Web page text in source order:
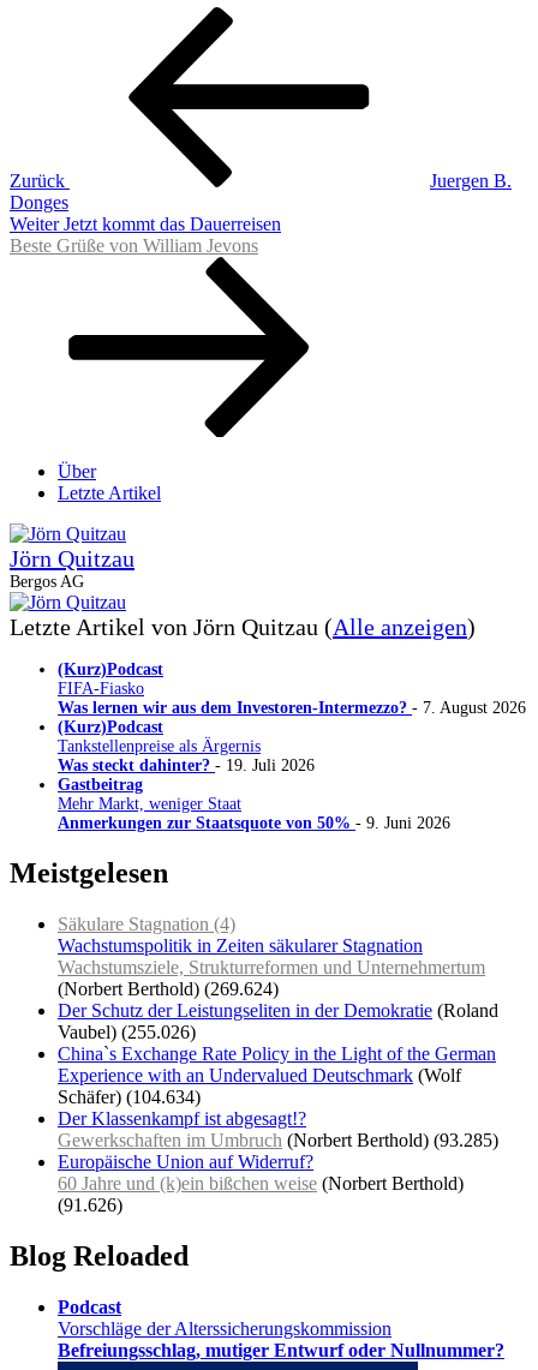
Beitragsnavigation
Zurück
Juergen B.
Donges
Nächster
Beitrag
Weiter Jetzt kommt das Dauerreisen
Beste Grüße von William Jevons
Über
Letzte Artikel
Jörn Quitzau
Bergos AG
Letzte Artikel von Jörn Quitzau (Alle anzeigen)
(Kurz)Podcast
FIFA-Fiasko
Was lernen wir aus dem Investoren-Intermezzo? - 7. August 2026
(Kurz)Podcast
Tankstellenpreise als Ärgernis
Was steckt dahinter? - 19. Juli 2026
Gastbeitrag
Mehr Markt, weniger Staat
Anmerkungen zur Staatsquote von 50% - 9. Juni 2026
Meistgelesen
Säkulare Stagnation (4)
Wachstumspolitik in Zeiten säkularer Stagnation
Wachstumsziele, Strukturreformen und Unternehmertum
(Norbert Berthold) (269.624)
Der Schutz der Leistungseliten in der Demokratie (Roland
Vaubel) (255.026)
China`s Exchange Rate Policy in the Light of the German
Experience with an Undervalued Deutschmark (Wolf
Schäfer) (104.634)
Der Klassenkampf ist abgesagt!?
Gewerkschaften im Umbruch (Norbert Berthold) (93.285)
Europäische Union auf Widerruf?
60 Jahre und (k)ein bißchen weise (Norbert Berthold)
(91.626)
Blog Reloaded
Podcast
Vorschläge der Alterssicherungskommission
Befreiungsschlag, mutiger Entwurf oder Nullnummer?